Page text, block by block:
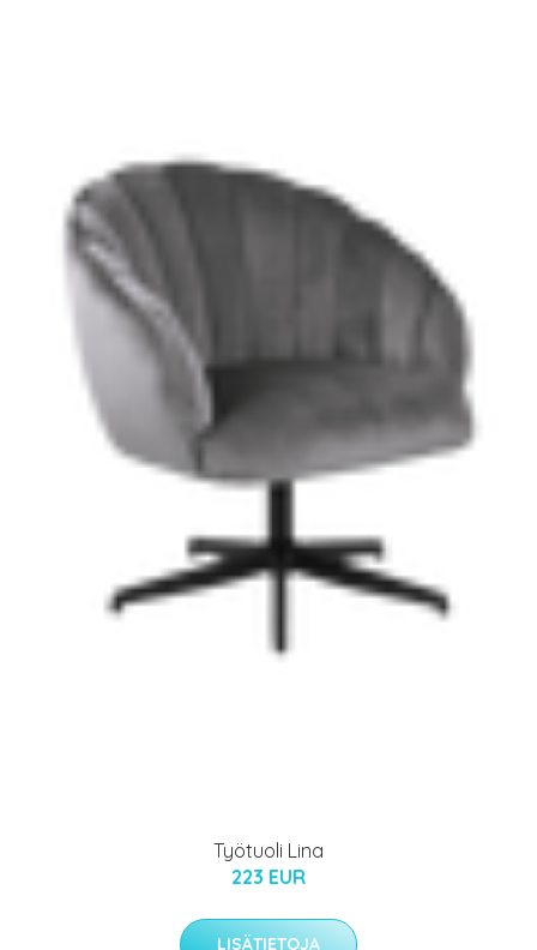
Työtuoli Lina
223 EUR
LISÄTIETOJA